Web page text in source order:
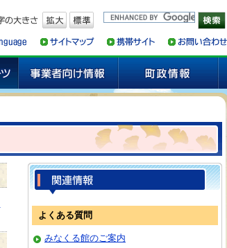
よくある質問
みなくる館のご案内